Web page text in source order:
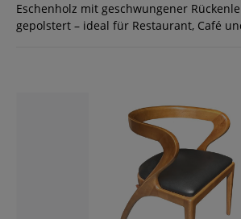
Eschenholz mit geschwungener
gepolstert – ideal für Restaurant, Café